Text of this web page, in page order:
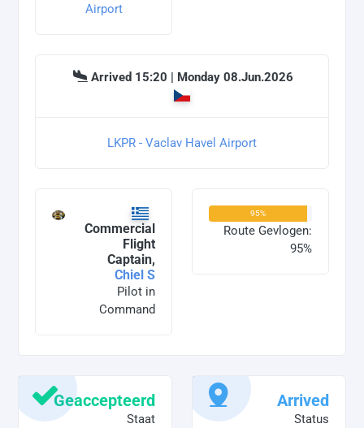
Airport
Arrived 15:20 | Monday 08.Jun.2026
LKPR - Vaclav Havel Airport
Commercial
Flight
Captain,
Chiel S
Pilot in
Command
95%
Route Gevlogen:
95%
Geaccepteerd
Staat
Arrived
Status